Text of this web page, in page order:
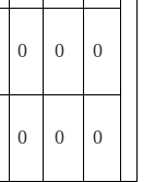
0 0 0
0 0 0